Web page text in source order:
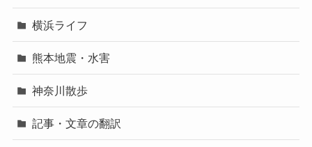
横浜ライフ
熊本地震・水害
神奈川散歩
記事・文章の翻訳